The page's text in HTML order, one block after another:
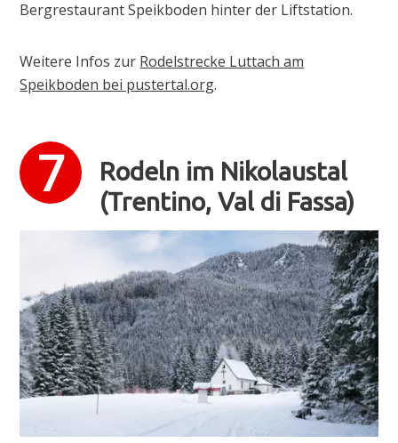
Bergrestaurant Speikboden hinter der Liftstation.
Weitere Infos zur Rodelstrecke Luttach am
Speikboden bei pustertal.org.
Rodeln im Nikolaustal
(Trentino, Val di Fassa)